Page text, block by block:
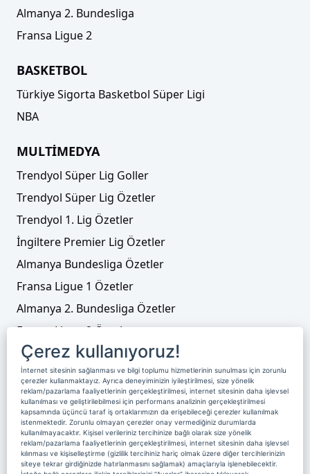
Almanya 2. Bundesliga
Fransa Ligue 2
BASKETBOL
Türkiye Sigorta Basketbol Süper Ligi
NBA
MULTİMEDYA
Trendyol Süper Lig Goller
Trendyol Süper Lig Özetler
Trendyol 1. Lig Özetler
İngiltere Premier Lig Özetler
Almanya Bundesliga Özetler
Fransa Ligue 1 Özetler
Almanya 2. Bundesliga Özetler
Fransa Ligue 2 Özetler
Tenis
Video Liste
Foto Galeriler
Üyelik Yayın Akışı Reklam
Site Sözleşmesi
Künye ve İletişim
Çerez Politikası
Çerez kullanıyoruz!
İnternet sitesinin sağlanması ve bilgi toplumu hizmetlerinin sunulması için zorunlu
çerezler kullanmaktayız. Ayrıca deneyiminizin iyileştirilmesi, size yönelik
reklam/pazarlama faaliyetlerinin gerçekleştirilmesi, internet sitesinin daha işlevsel
kullanılması ve geliştirilebilmesi için performans analizinin gerçekleştirilmesi
kapsamında üçüncü taraf iş ortaklarımızın da erişebileceği çerezler kullanılmak
istenmektedir. Zorunlu olmayan çerezler onay vermediğiniz durumlarda
kullanılmayacaktır. Kişisel verileriniz tercihinize bağlı olarak size yönelik
reklam/pazarlama faaliyetlerinin gerçekleştirilmesi, internet sitesinin daha işlevsel
kılınması ve kişiselleştirme (gizlilik tercihiniz hariç olmak üzere diğer tercihlerinizin
siteye tekrar girdiğinizde hatırlanmasını sağlamak) amaçlarıyla işlenebilecektir.